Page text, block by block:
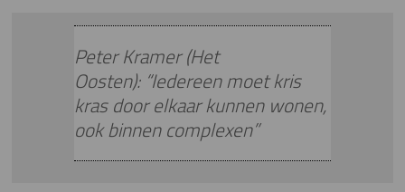
Peter Kramer (Het
Oosten): “Iedereen moet kris
kras door elkaar kunnen wonen,
ook binnen complexen”